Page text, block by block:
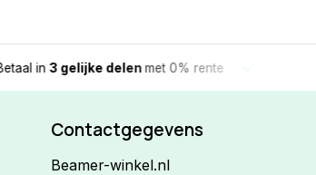
3 gelijke delen met 0% rente
Contactgegevens
Beamer-winkel.nl